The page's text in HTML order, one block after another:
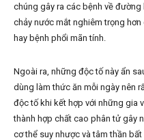
chúng gây ra các bệnh về đường
chảy nước mắt nghiêm trọng
hay bệnh phổi mãn tính.
Ngoài ra, những độc tố này ẩn
dùng làm thức ăn mỗi ngày nên
độc tố khi kết hợp với những gia
thành hợp chất cao phân tử gây
cơ thể suy nhược và tâm thần bất